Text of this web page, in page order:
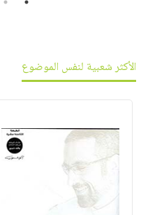
الأكثر شعبية لنفس الموضوع